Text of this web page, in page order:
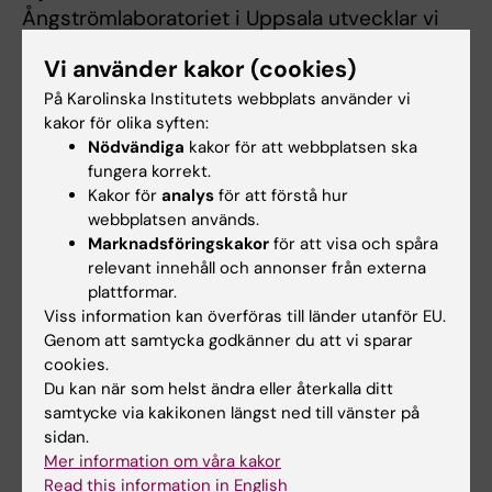
Ångströmlaboratoriet i Uppsala utvecklar vi
neutralisera skadliga molekyler genom
funktionaliserade material
fungera som bärare för läkemedel med
anabola eller antiinflammatoriska
effekter
Genom att integrera cellsystem,
experimentella OA-modeller och
patientmaterial från BIOFUNC studerar vi:
inflammatoriska mediatorers roll vid OA
deras koppling till smärta och
sjukdomsprogress
deras potential som terapeutiska mål
Denna translationsinriktade strategi möjliggör
Vi använder kakor (cookies)
På Karolinska Institutets webbplats använder vi
kakor för olika syften:
Nödvändiga kakor för att webbplatsen ska
fungera korrekt.
Kakor för analys för att förstå hur
webbplatsen används.
Marknadsföringskakor för att visa och spåra
relevant innehåll och annonser från externa
plattformar.
Viss information kan överföras till länder utanför EU.
Genom att samtycka godkänner du att vi sparar
cookies.
Du kan när som helst ändra eller återkalla ditt
samtycke via kakikonen längst ned till vänster på
sidan.
Mer information om våra kakor
Read this information in English